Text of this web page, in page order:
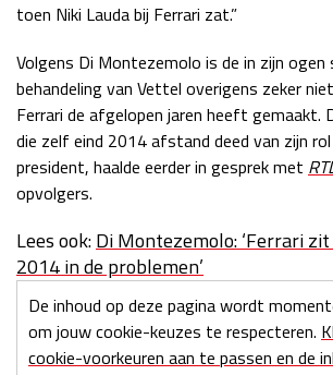
toen Niki Lauda bij Ferrari zat.”
Volgens Di Montezemolo is de in zijn ogen
behandeling van Vettel overigens zeker
Ferrari de afgelopen jaren heeft gemaakt.
die zelf eind 2014 afstand deed van zijn
president, haalde eerder in gesprek met
opvolgers.
Lees ook:Di Montezemolo: ‘Ferrari
2014 in de problemen’
De inhoud op deze pagina wordt
om jouw cookie-keuzes te respecteren.
cookie-voorkeuren aan te passen en de